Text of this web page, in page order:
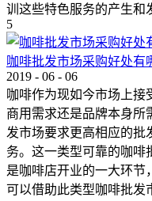
训这些特色服务的产生和
5
咖啡批发市场采购好处有
2019 - 06 - 06
咖啡作为现如今市场上
商用需求还是品牌本身所
发市场要求更高相应的批
务。这一类型可靠的咖啡
是咖啡店开业的一大环节
可以借助此类型咖啡批发